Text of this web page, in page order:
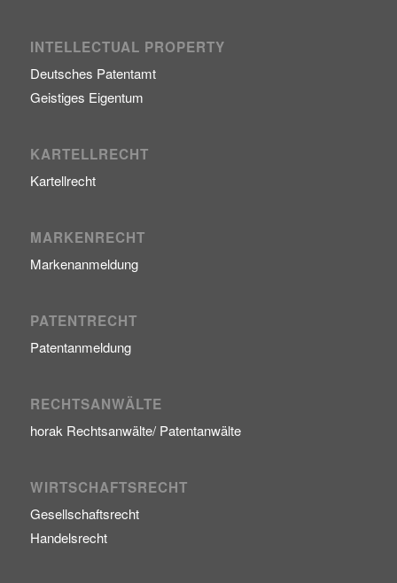
INTELLECTUAL PROPERTY
Deutsches Patentamt
Geistiges Eigentum
KARTELLRECHT
Kartellrecht
MARKENRECHT
Markenanmeldung
PATENTRECHT
Patentanmeldung
RECHTSANWÄLTE
horak Rechtsanwälte/ Patentanwälte
WIRTSCHAFTSRECHT
Gesellschaftsrecht
Handelsrecht